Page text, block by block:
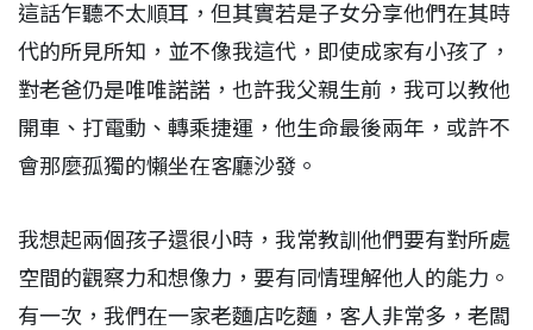
這話乍聽不太順耳，但其實若是子女分享他們在其時
代的所見所知，並不像我這代，即使成家有小孩了，
對老爸仍是唯唯諾諾，也許我父親生前，我可以教他
開車、打電動、轉乘捷運，他生命最後兩年，或許不
會那麼孤獨的懶坐在客廳沙發。
我想起兩個孩子還很小時，我常教訓他們要有對所處
空間的觀察力和想像力，要有同情理解他人的能力。
有一次，我們在一家老麵店吃麵，客人非常多，老闆